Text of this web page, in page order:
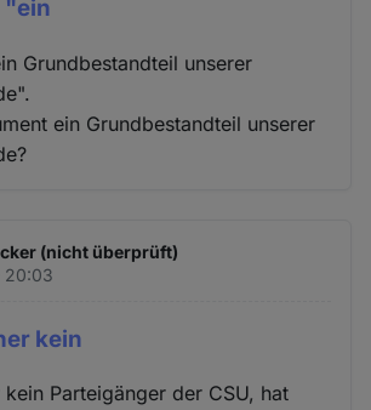
"ein
Grundbestandteil unserer
ein Grundbestandteil unserer
(nicht überprüft)
20:03
kein
Parteigänger der CSU, hat